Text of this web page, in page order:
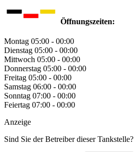
Öffnungszeiten:
Montag 05:00 - 00:00
Dienstag 05:00 - 00:00
Mittwoch 05:00 - 00:00
Donnerstag 05:00 - 00:00
Freitag 05:00 - 00:00
Samstag 06:00 - 00:00
Sonntag 07:00 - 00:00
Feiertag 07:00 - 00:00
Anzeige
Sind Sie der Betreiber dieser Tankstelle?